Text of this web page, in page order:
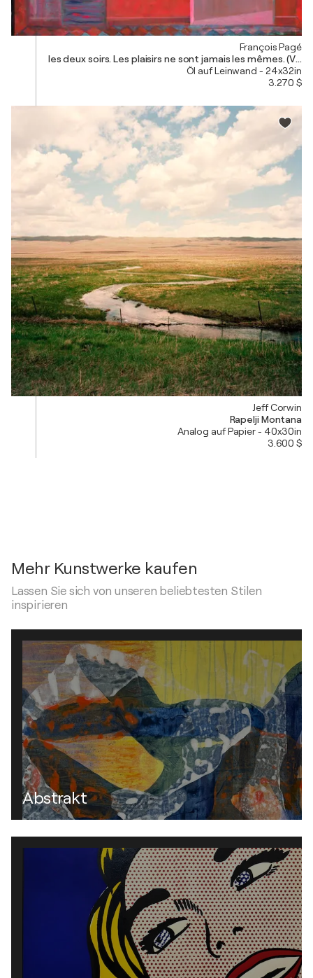
François Pagé
les deux soirs. Les plaisirs ne sont jamais les mêmes.
Öl auf Leinwand - 24x32in
3.270 $
Jeff Corwin
Rapelji Montana
Analog auf Papier - 40x30in
3.600 $
Mehr Kunstwerke kaufen
Lassen Sie sich von unseren beliebtesten Stilen
inspirieren
Abstrakt